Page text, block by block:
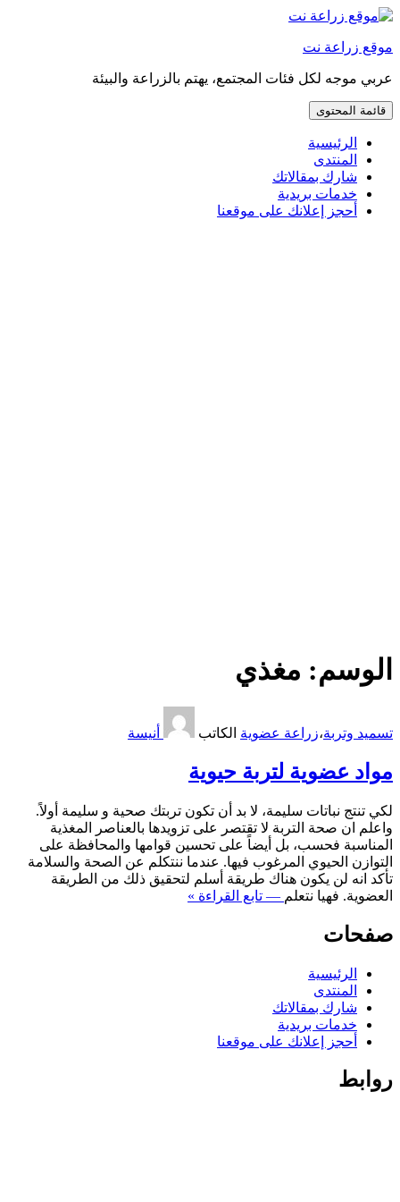
إذهب
إلى
موقع زراعة نت
عربي موجه لكل فئات المجتمع، يهتم بالزراعة والبيئة
قائمة المحتوى
الرئيسية
المنتدى
شارك بمقالاتك
خدمات بريدية
أحجز إعلانك على موقعنا
الوسم: مغذي
تسميد وتربة،زراعة عضوية الكاتب أنيسة
مواد عضوية لتربة حيوية
لكي تنتج نباتات سليمة، لا بد أن تكون تربتك صحية و سليمة أولاً.
واعلم ان صحة التربة لا تقتصر على تزويدها بالعناصر المغذية
المناسبة فحسب، بل أيضاً على تحسين قوامها والمحافظة على
التوازن الحيوي المرغوب فيها. عندما ننتكلم عن الصحة والسلامة
تأكد انه لن يكون هناك طريقة أسلم لتحقيق ذلك من الطريقة
العضوية. فهيا نتعلم — تابع القراءة »
صفحات
الرئيسية
المنتدى
شارك بمقالاتك
خدمات بريدية
أحجز إعلانك على موقعنا
روابط